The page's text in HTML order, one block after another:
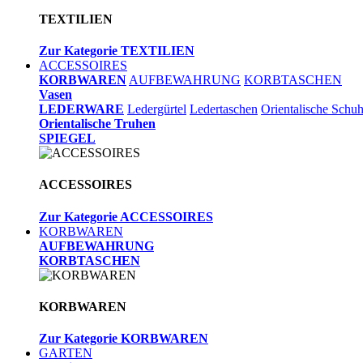
TEXTILIEN
Zur Kategorie TEXTILIEN
ACCESSOIRES
KORBWAREN AUFBEWAHRUNG KORBTASCHEN
Vasen
LEDERWARE Ledergürtel Ledertaschen Orientalische
Orientalische Truhen
SPIEGEL
ACCESSOIRES
Zur Kategorie ACCESSOIRES
KORBWAREN
AUFBEWAHRUNG
KORBTASCHEN
KORBWAREN
Zur Kategorie KORBWAREN
GARTEN